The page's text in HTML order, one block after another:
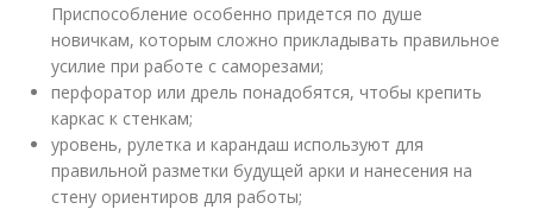
Приспособление особенно придется по душе
новичкам, которым сложно прикладывать правильное
усилие при работе с саморезами;
перфоратор или дрель понадобятся, чтобы крепить
каркас к стенкам;
уровень, рулетка и карандаш используют для
правильной разметки будущей арки и нанесения на
стену ориентиров для работы;